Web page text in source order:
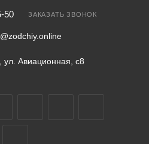
50 ЗАКАЗАТЬ ЗВОНОК
ул. Авиационная, с8